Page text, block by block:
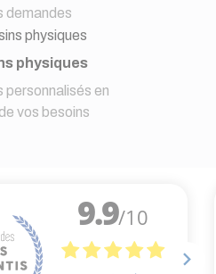
demandes
physiques
personnalisés en
vos besoins